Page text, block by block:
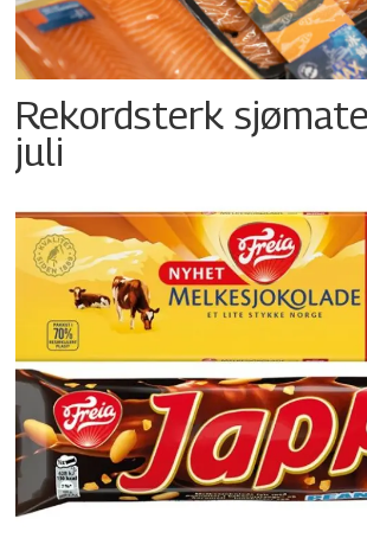
Rekordsterk
juli